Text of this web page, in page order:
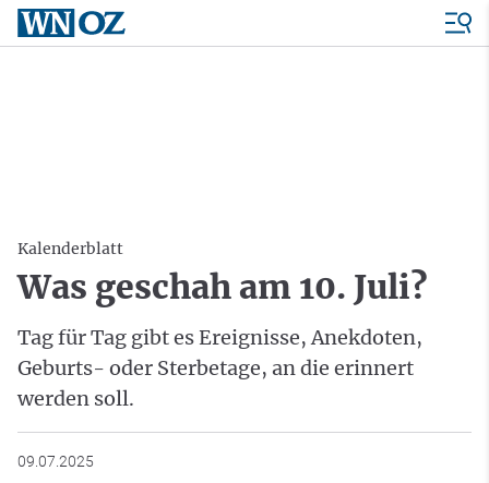
Kalenderblatt
Was geschah am 10. Juli?
Tag für Tag gibt es Ereignisse, Anekdoten,
Geburts- oder Sterbetage, an die erinnert
werden soll.
09.07.2025